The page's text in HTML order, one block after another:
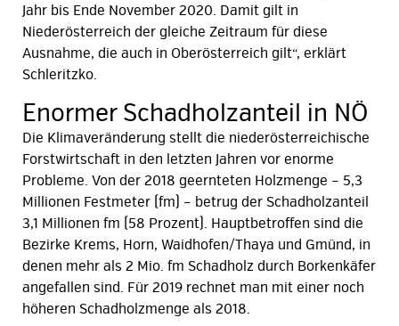
Jahr bis Ende November 2020. Damit gilt in
Niederösterreich der gleiche Zeitraum für diese
Ausnahme, die auch in Oberösterreich gilt“, erklärt
Schleritzko.
Enormer Schadholzanteil in NÖ
Die Klimaveränderung stellt die niederösterreichische
Forstwirtschaft in den letzten Jahren vor enorme
Probleme. Von der 2018 geernteten Holzmenge – 5,3
Millionen Festmeter (fm) – betrug der Schadholzanteil
3,1 Millionen fm (58 Prozent). Hauptbetroffen sind die
Bezirke Krems, Horn, Waidhofen/Thaya und Gmünd, in
denen mehr als 2 Mio. fm Schadholz durch Borkenkäfer
angefallen sind. Für 2019 rechnet man mit einer noch
höheren Schadholzmenge als 2018.